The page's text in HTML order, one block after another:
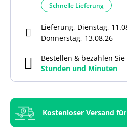
Schnelle Lieferung
Lieferung, Dienstag,
Donnerstag, 13.08.26
Bestellen & bezahlen
Stunden und Minuten
Kostenloser Versand